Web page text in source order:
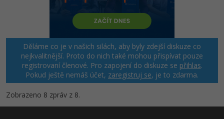
Děláme co je v našich silách, aby byly zdejší diskuze co
nejkvalitnější. Proto do nich také mohou přispívat pouze
registrovaní členové. Pro zapojení do diskuze se přihlas.
Pokud ještě nemáš účet, zaregistruj se, je to zdarma.
Zobrazeno 8 zpráv z 8.